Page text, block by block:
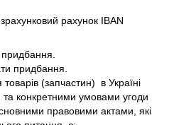
рахунок IBAN
придбання.
придбання.
(запчастин) в Україні
конкретними умовами угоди
правовими актами, які